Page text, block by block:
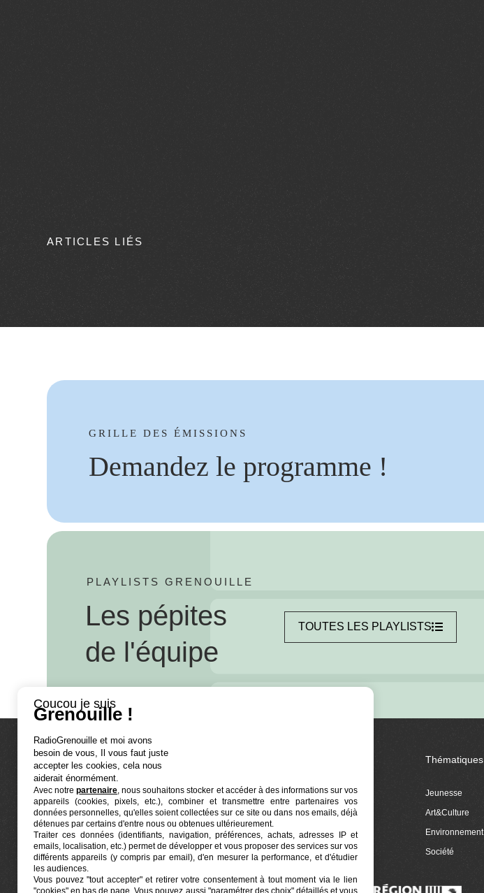
ARTICLES LIÉS
GRILLE DES ÉMISSIONS
Demandez le programme !
PLAYLISTS GRENOUILLE
Les pépites
de l'équipe
TOUTES LES PLAYLISTS
Euphonia est le partenaire producteur de Radio
Grenouille, radio associative marseillaise.
Locaux situés à la Friche Belle de Mai
Ré-écouter
Actualités
Programmation
Grenouille Euphonia
Thématiques
Jeunesse
Art&Culture
Environnement
Société
Coucou je suis
Grenouille !
RadioGrenouille et moi avons
besoin de vous, Il vous faut juste
accepter les cookies, cela nous
aiderait énormément.
Avec notrepartenaire, nous souhaitons stocker et accéder à des informations sur vos
appareils (cookies, pixels, etc.), combiner et transmettre entre partenaires vos
données personnelles, qu'elles soient collectées sur ce site ou dans nos emails, déjà
détenues par certains d'entre nous ou obtenues ultérieurement.
Traiter ces données (identifiants, navigation, préférences, achats, adresses IP et
emails, localisation, etc.) permet de développer et vous proposer des services sur vos
différents appareils (y compris par email), d'en mesurer la performance, et d'étudier
les audiences.
Vous pouvez "tout accepter" et retirer votre consentement à tout moment via le lien
"cookies" en bas de page . Vous pouvez aussi "paramétrer des choix" détaillés et vous